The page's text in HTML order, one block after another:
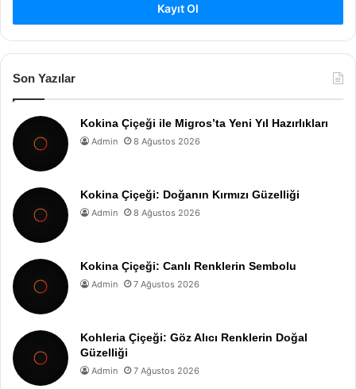
Kayıt Ol
Son Yazılar
Kokina Çiçeği ile Migros’ta Yeni Yıl Hazırlıkları
Admin 8 Ağustos 2026
Kokina Çiçeği: Doğanın Kırmızı Güzelliği
Admin 8 Ağustos 2026
Kokina Çiçeği: Canlı Renklerin Sembolu
Admin 7 Ağustos 2026
Kohleria Çiçeği: Göz Alıcı Renklerin Doğal
Güzelliği
Admin 7 Ağustos 2026